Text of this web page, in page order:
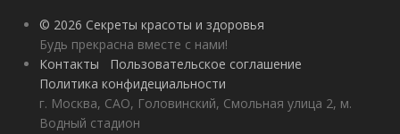
© 2026 Секреты красоты и здоровья
Будь прекрасна вместе с нами!
Контакты
Пользовательское соглашение
Политика конфидециальности
г. Москва, САО, Головинский, Смольная улица 2, м.
Водный стадион